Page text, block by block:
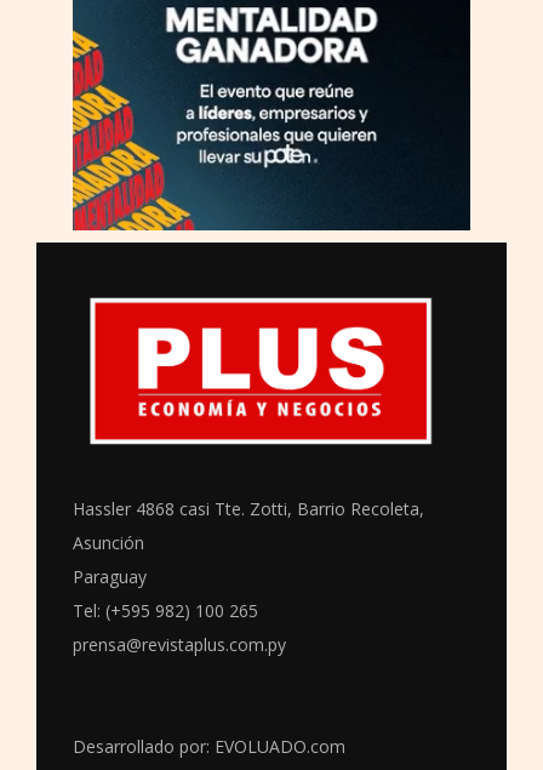
Hassler 4868 casi Tte. Zotti, Barrio Recoleta,
Asunción
Paraguay
Tel: (+595 982) 100 265
prensa@revistaplus.com.py
Desarrollado por: EVOLUADO.com